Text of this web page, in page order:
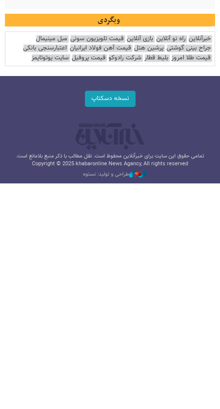
وبگردی
خبرآنلاین راه نو آنلاین بازی آنلاین قیمت تلویزیون سونی مبل مینیمال
جراح بینی گوشتی پرشین هتل قیمت آهن فولاد ایرانیان اعتبارسنجی بانکی
قیمت طلا امروز بلیط قطار شرکت رادوکو قیمت پروفیل سایت یوتوتایمز
نسخه دسکتاپ
تمامی حقوق این سایت برای خبرآنلاین محفوظ است. نقل مطالب با ذکر منبع بلامانع است.
Copyright © 2025 khabaronline News Agancy, All rights reserved
طراحی و تولید: نستوه